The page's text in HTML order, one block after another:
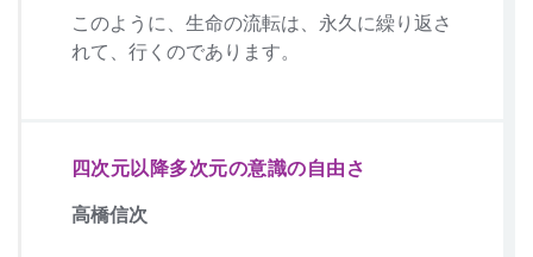
このように、生命の流転は、永久に繰り返さ
れて、行くのであります。
四次元以降多次元の意識の自由さ
高橋信次